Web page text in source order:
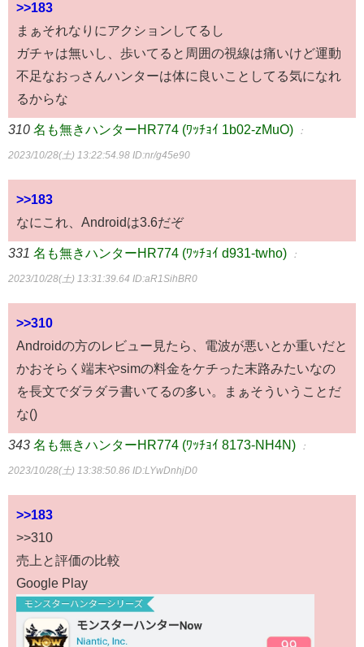
>>183
まぁそれなりにアクションしてるし
ガチャは無いし、歩いてると周囲の視線は痛いけど運動
不足なおっさんハンターは体に良いことしてる気になれ
るからな
310 名も無きハンターHR774 (ﾜｯﾁｮｲ 1b02-zMuO) ：
2023/10/28(土) 13:22:54.98 ID:nr/g45e90
>>183
なにこれ、Androidは3.6だぞ
331 名も無きハンターHR774 (ﾜｯﾁｮｲ d931-twho) ：
2023/10/28(土) 13:31:39.64 ID:aR1SihBR0
>>310
Androidの方のレビュー見たら、電波が悪いとか重いだと
かおそらく端末やsimの料金をケチった末路みたいなの
を長文でダラダラ書いてるの多い。まぁそういうことだ
な()
343 名も無きハンターHR774 (ﾜｯﾁｮｲ 8173-NH4N) ：
2023/10/28(土) 13:38:50.86 ID:LYwDnhjD0
>>183
>>310
売上と評価の比較
Google Play